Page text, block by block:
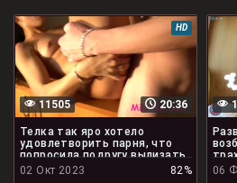
HD
20:36
11505
Телка так яро хотело
удовлетворить парня, что
попросила подругу вылизать
его жопу
02 Окт 2023 82%
06